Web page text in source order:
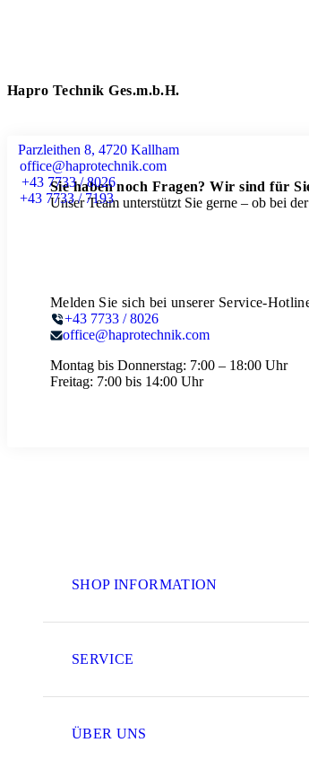
Hapro Technik Ges.m.b.H.
Parzleithen 8, 4720 Kallham
office@haprotechnik.com
+43 7733 / 8026
+43 7733 / 7193
Sie haben noch Fragen? Wir sind für
Unser Team unterstützt Sie gerne – ob bei
Melden Sie sich bei unserer Service-
+43 7733 / 8026
office@haprotechnik.com
Montag bis Donnerstag: 7:00 – 18:00 Uhr
Freitag: 7:00 bis 14:00 Uhr
SHOP INFORMATION
SERVICE
ÜBER UNS